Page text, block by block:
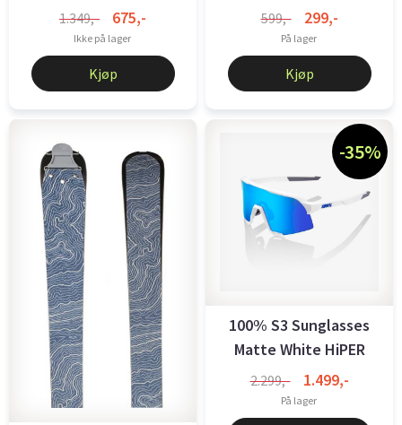
Lens
1.349,- 675,-
Ikke på lager
Kjøp
HiPER Red ...
599,- 299,-
På lager
Kjøp
-35%
100% S3 Sunglasses
Matte White HiPER
Blue ...
2.299,- 1.499,-
På lager